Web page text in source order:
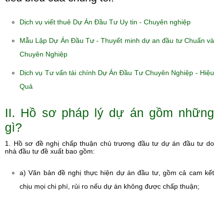
Dịch vụ viết thuê Dự Án Đầu Tư Uy tin - Chuyên nghiệp
Mẫu Lập Dự Án Đầu Tư - Thuyết minh dự an đầu tư Chuẩn và
Chuyên Nghiệp
Dịch vụ Tư vấn tài chính Dự Án Đầu Tư Chuyên Nghiệp - Hiệu
Quả
II. Hồ sơ pháp lý dự án gồm những
gì?
1. Hồ sơ đề nghị chấp thuận chủ trương đầu tư dự án đầu tư do
nhà đầu tư đề xuất bao gồm:
a) Văn bản đề nghị thực hiện dự án đầu tư, gồm cả cam kết
chịu mọi chi phí, rủi ro nếu dự án không được chấp thuận;